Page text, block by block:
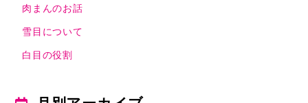
肉まんのお話
雪目について
白目の役割